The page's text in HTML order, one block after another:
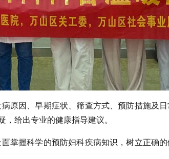
原因、早期症状、筛查方式、预防措施及
给出专业的健康指导建议。
掌握科学的预防妇科疾病知识，树立正确